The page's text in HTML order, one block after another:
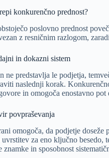
konkurenčno prednost?
poslovno prednost
z resničnim razlogom,
in dokazni sistem
ne predstavlja le podjetja,
naslednji korak.
in omogoča enostavno
povpraševanja
omogoča, da podjetje doseže
za eno ključno besedo,
znamke in sposobnost